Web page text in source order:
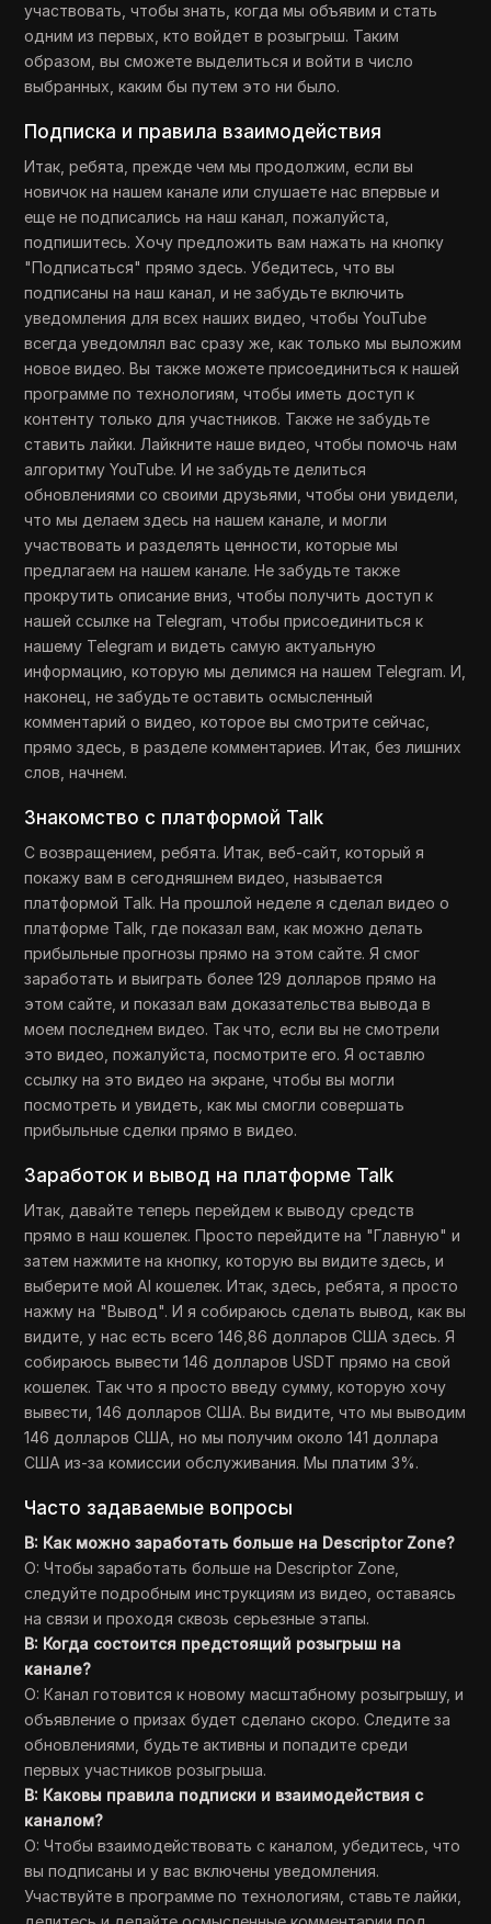
участвовать, чтобы знать, когда мы объявим и стать
одним из первых, кто войдет в розыгрыш. Таким
образом, вы сможете выделиться и войти в число
выбранных, каким бы путем это ни было.
Подписка и правила взаимодействия
Итак, ребята, прежде чем мы продолжим, если вы
новичок на нашем канале или слушаете нас впервые и
еще не подписались на наш канал, пожалуйста,
подпишитесь. Хочу предложить вам нажать на кнопку
"Подписаться" прямо здесь. Убедитесь, что вы
подписаны на наш канал, и не забудьте включить
уведомления для всех наших видео, чтобы YouTube
всегда уведомлял вас сразу же, как только мы выложим
новое видео. Вы также можете присоединиться к нашей
программе по технологиям, чтобы иметь доступ к
контенту только для участников. Также не забудьте
ставить лайки. Лайкните наше видео, чтобы помочь нам
алгоритму YouTube. И не забудьте делиться
обновлениями со своими друзьями, чтобы они увидели,
что мы делаем здесь на нашем канале, и могли
участвовать и разделять ценности, которые мы
предлагаем на нашем канале. Не забудьте также
прокрутить описание вниз, чтобы получить доступ к
нашей ссылке на Telegram, чтобы присоединиться к
нашему Telegram и видеть самую актуальную
информацию, которую мы делимся на нашем Telegram. И,
наконец, не забудьте оставить осмысленный
комментарий о видео, которое вы смотрите сейчас,
прямо здесь, в разделе комментариев. Итак, без лишних
слов, начнем.
Знакомство с платформой Talk
С возвращением, ребята. Итак, веб-сайт, который я
покажу вам в сегодняшнем видео, называется
платформой Talk. На прошлой неделе я сделал видео о
платформе Talk, где показал вам, как можно делать
прибыльные прогнозы прямо на этом сайте. Я смог
заработать и выиграть более 129 долларов прямо на
этом сайте, и показал вам доказательства вывода в
моем последнем видео. Так что, если вы не смотрели
это видео, пожалуйста, посмотрите его. Я оставлю
ссылку на это видео на экране, чтобы вы могли
посмотреть и увидеть, как мы смогли совершать
прибыльные сделки прямо в видео.
Заработок и вывод на платформе Talk
Итак, давайте теперь перейдем к выводу средств
прямо в наш кошелек. Просто перейдите на "Главную" и
затем нажмите на кнопку, которую вы видите здесь, и
выберите мой AI кошелек. Итак, здесь, ребята, я просто
нажму на "Вывод". И я собираюсь сделать вывод, как вы
видите, у нас есть всего 146,86 долларов США здесь. Я
собираюсь вывести 146 долларов USDT прямо на свой
кошелек. Так что я просто введу сумму, которую хочу
вывести, 146 долларов США. Вы видите, что мы выводим
146 долларов США, но мы получим около 141 доллара
США из-за комиссии обслуживания. Мы платим 3%.
Часто задаваемые вопросы
В: Как можно заработать больше на Descriptor Zone?
О: Чтобы заработать больше на Descriptor Zone,
следуйте подробным инструкциям из видео, оставаясь
на связи и проходя сквозь серьезные этапы.
В: Когда состоится предстоящий розыгрыш на
канале?
О: Канал готовится к новому масштабному розыгрышу, и
объявление о призах будет сделано скоро. Следите за
обновлениями, будьте активны и попадите среди
первых участников розыгрыша.
В: Каковы правила подписки и взаимодействия с
каналом?
О: Чтобы взаимодействовать с каналом, убедитесь, что
вы подписаны и у вас включены уведомления.
Участвуйте в программе по технологиям, ставьте лайки,